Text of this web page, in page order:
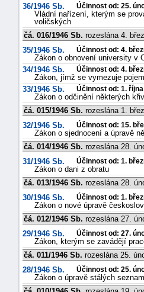
36/1946 Sb.
Účinnost od: 25.
Vládní nařízení, kterým se
voličských
čá. 016/1946 Sb. rozeslána 4.
35/1946 Sb.
Účinnost od: 4.
Zákon o obnovení university v
34/1946 Sb.
Účinnost od: 4.
Zákon, jímž se vymezuje
33/1946 Sb.
Účinnost od: 1.
Zákon o odčinění některých
čá. 015/1946 Sb. rozeslána 1.
32/1946 Sb.
Účinnost od: 15.
Zákon o sjednocení a úpravě
čá. 014/1946 Sb. rozeslána 28.
31/1946 Sb.
Účinnost od: 1.
Zákon o dani z obratu
čá. 013/1946 Sb. rozeslána 28.
30/1946 Sb.
Účinnost od: 1.
Zákon o nové úpravě
čá. 012/1946 Sb. rozeslána 27.
29/1946 Sb.
Účinnost od: 27.
Zákon, kterým se zavádějí
čá. 011/1946 Sb. rozeslána 25.
28/1946 Sb.
Účinnost od: 25.
Zákon o úpravě stálých